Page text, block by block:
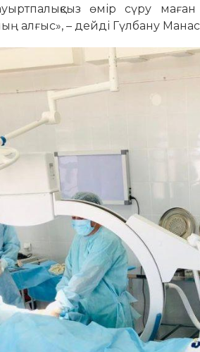
өмір сүру
алғыс», – дейді Гүлбану